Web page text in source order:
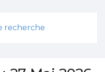
recherche